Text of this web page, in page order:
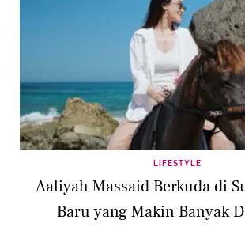
LIFESTYLE
Aaliyah Massaid Berkuda di
Baru yang Makin Banyak